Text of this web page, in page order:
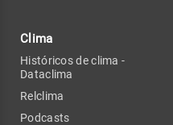
Clima
Históricos de clima -
Dataclima
Relclima
Podcasts